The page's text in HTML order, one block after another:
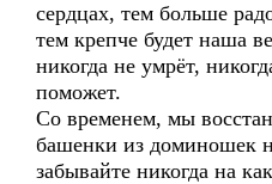
сердцах, тем больше
тем крепче будет наша
никогда не умрёт,
поможет.
Со временем, мы
башенки из доминошек
забывайте никогда на